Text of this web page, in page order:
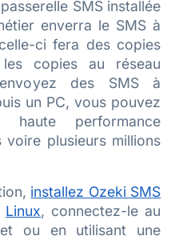
SMS installée
enverra le SMS à
ci fera des copies
copies au réseau
des SMS à
un PC, vous pouvez
haute performance
voire plusieurs millions
installez Ozeki SMS
Linux, connectez-le au
ou en utilisant une